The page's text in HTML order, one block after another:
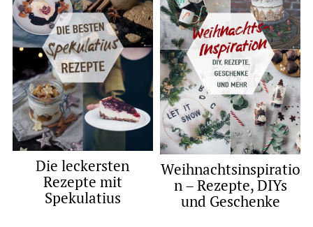
Die leckersten
Rezepte mit
Spekulatius
Weihnachtsinspiratio
n – Rezepte, DIYs
und Geschenke